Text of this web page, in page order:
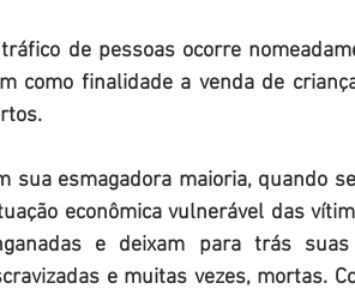
tráfico de pessoas ocorre
como finalidade a venda de
sua esmagadora maioria, quando
econômica vulnerável das
e deixam para trás
e muitas vezes, mortas.